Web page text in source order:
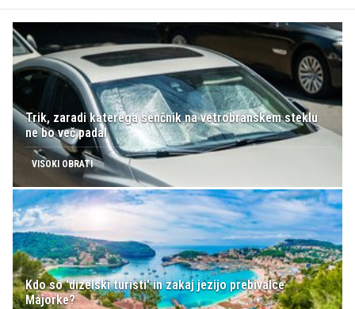
Trik, zaradi katerega senčnik na vetrobranskem steklu
ne bo več padal
VISOKI OBRATI
Kdo so 'dizelski turisti' in zakaj jezijo prebivalce
Majorke?